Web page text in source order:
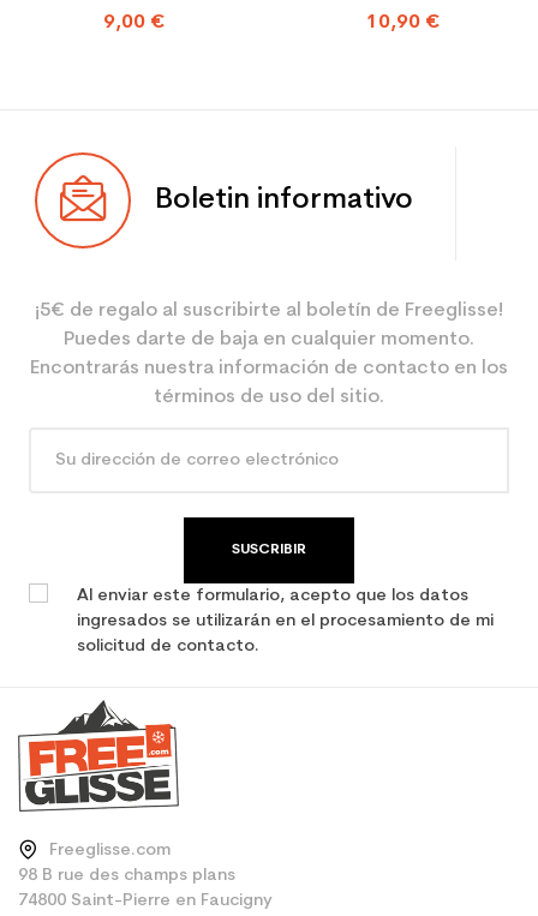
9,00 €
10,90 €
Boletin informativo
¡5€ de regalo al suscribirte al boletín de Freeglisse!
Puedes darte de baja en cualquier momento.
Encontrarás nuestra información de contacto en los
términos de uso del sitio.
SUSCRIBIR
Al enviar este formulario, acepto que los datos
ingresados se utilizarán en el procesamiento de mi
solicitud de contacto.
Freeglisse.com
98 B rue des champs plans
74800 Saint-Pierre en Faucigny